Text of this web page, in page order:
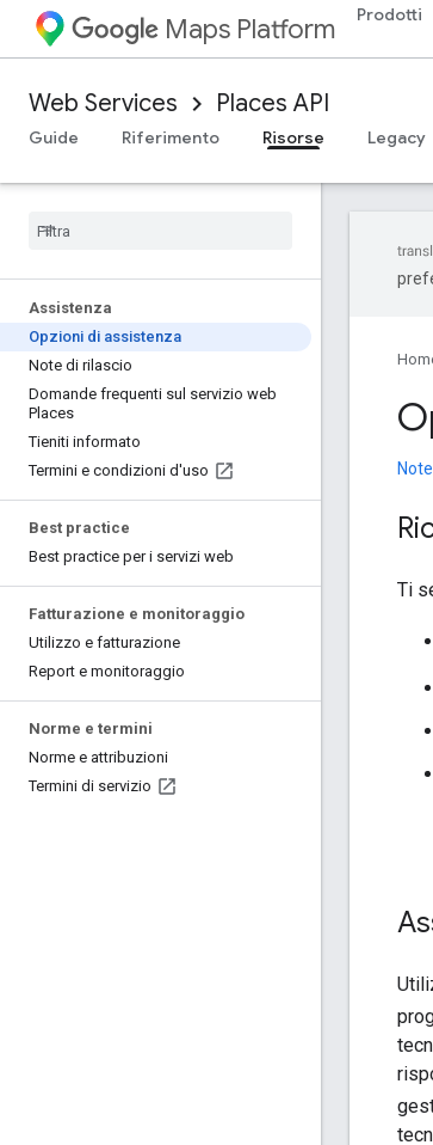
Maps Platform Prodotti
Web Services Places API
Guide
Riferimento Risorse Legacy
Assistenza
Opzioni di assistenza
Note di rilascio
Domande frequenti sul servizio web
Places
Tieniti informato
Termini e condizioni d'uso
Best practice
Best practice per i servizi web
Fatturazione e monitoraggio
Utilizzo e fatturazione
Report e monitoraggio
Norme e termini
Norme e attribuzioni
Termini di servizio
Ti